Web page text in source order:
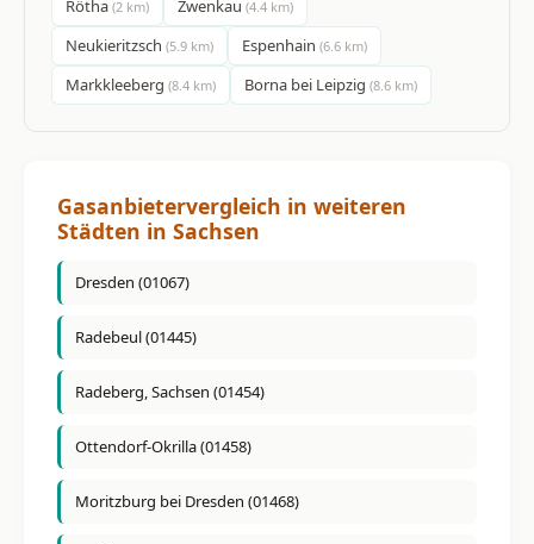
Rötha (2 km) Zwenkau (4.4 km)
Neukieritzsch (5.9 km) Espenhain (6.6 km)
Markkleeberg (8.4 km) Borna bei Leipzig (8.6 km)
Gasanbietervergleich in weiteren
Städten in Sachsen
Dresden (01067)
Radebeul (01445)
Radeberg, Sachsen (01454)
Ottendorf-Okrilla (01458)
Moritzburg bei Dresden (01468)